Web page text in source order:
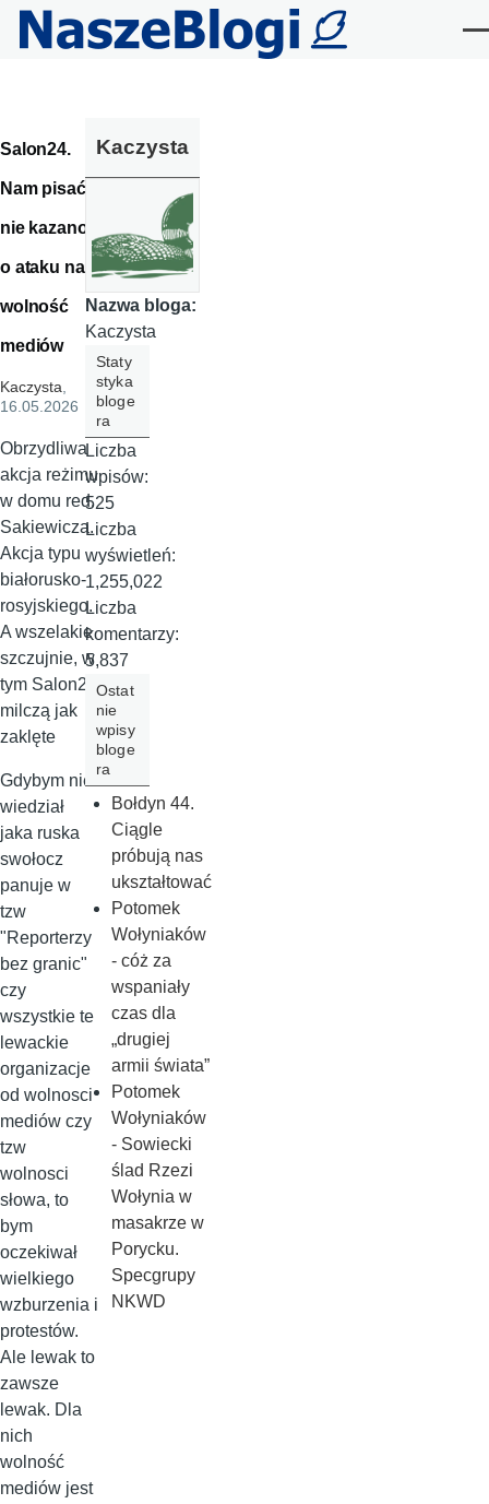
Przejdź do treści
Salon24.
Nam pisać
nie kazano
o ataku na
wolność
mediów
Kaczysta,
16.05.2026
Obrzydliwa
akcja reżimu
w domu red.
Sakiewicza.
Akcja typu
białorusko-
rosyjskiego.
A wszelakie
szczujnie, w
tym Salon24
milczą jak
zaklęte
Gdybym nie
wiedział
jaka ruska
swołocz
panuje w
tzw
"Reporterzy
bez granic"
czy
wszystkie te
lewackie
organizacje
od wolnosci
mediów czy
tzw
wolnosci
słowa, to
bym
oczekiwał
wielkiego
wzburzenia i
protestów.
Ale lewak to
zawsze
lewak. Dla
nich
wolność
mediów jest
Kaczysta
Nazwa bloga:
Kaczysta
Staty
styka
bloge
ra
Liczba
wpisów:
525
Liczba
wyświetleń:
1,255,022
Liczba
komentarzy:
5,837
Ostat
nie
wpisy
bloge
ra
Bołdyn 44.
Ciągle
próbują nas
ukształtować
Potomek
Wołyniaków
- cóż za
wspaniały
czas dla
„drugiej
armii świata”
Potomek
Wołyniaków
- Sowiecki
ślad Rzezi
Wołynia w
masakrze w
Porycku.
Specgrupy
NKWD